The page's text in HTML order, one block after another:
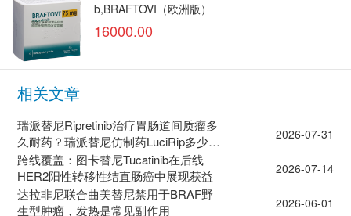
b,BRAFTOVI（欧洲版）
16000.00
相关文章
瑞派替尼Ripretinib治疗胃肠道间质瘤多
久耐药？瑞派替尼仿制药LuciRip多少钱
能买到？
2026-07-31
跨线覆盖：图卡替尼Tucatinib在后线
HER2阳性转移性结直肠癌中展现获益
2026-07-14
达拉非尼联合曲美替尼禁用于BRAF野
生型肿瘤，发热是常见副作用
2026-06-01